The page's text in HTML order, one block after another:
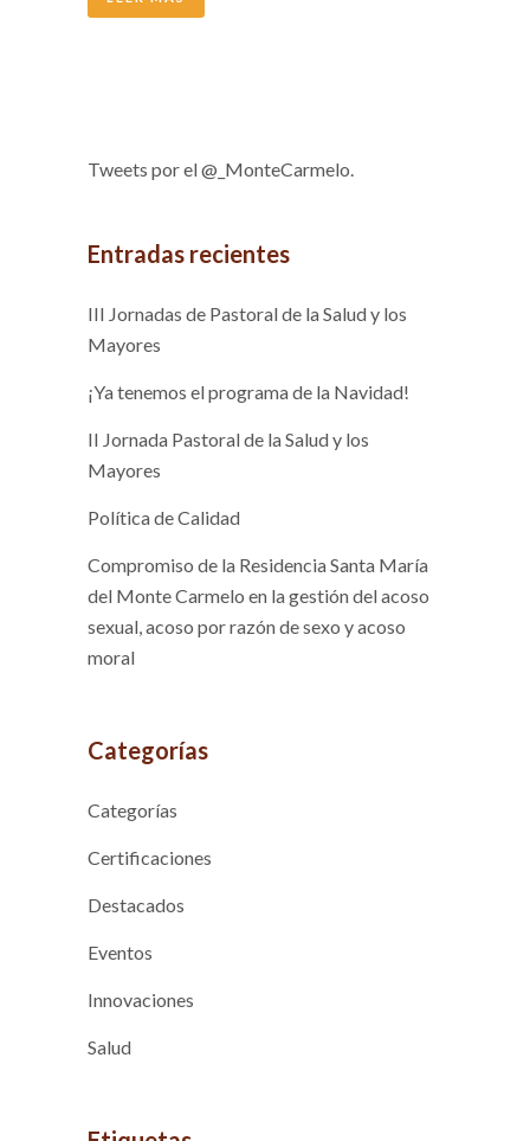
Tweets por el @_MonteCarmelo.
Entradas recientes
III Jornadas de Pastoral de la Salud y los
Mayores
¡Ya tenemos el programa de la Navidad!
II Jornada Pastoral de la Salud y los
Mayores
Política de Calidad
Compromiso de la Residencia Santa María
del Monte Carmelo en la gestión del acoso
sexual, acoso por razón de sexo y acoso
moral
Categorías
Categorías
Certificaciones
Destacados
Eventos
Innovaciones
Salud